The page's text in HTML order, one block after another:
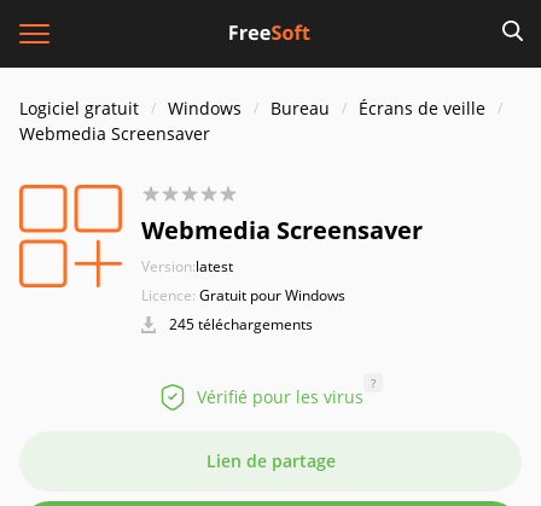
Logiciel gratuit Windows Bureau
Écrans de veille
Webmedia Screensaver
Webmedia Screensaver
Version:latest
Licence: Gratuit pour Windows
245 téléchargements
Vérifié pour les virus
?
Lien de partage